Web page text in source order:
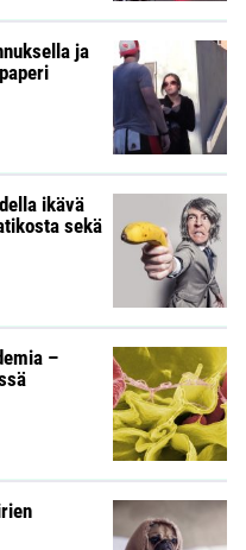
ja
ikävä
sekä
–